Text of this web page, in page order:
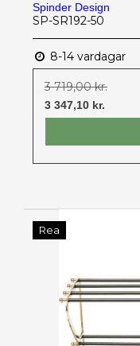
Spinder Design
SP-SR192-50
8-14 vardagar
3 719,00 kr.
3 347,10 kr.
Rea